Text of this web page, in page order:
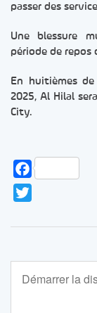
passer des
Une blessure
période de repos
En huitièmes
2025, Al Hilal
City.